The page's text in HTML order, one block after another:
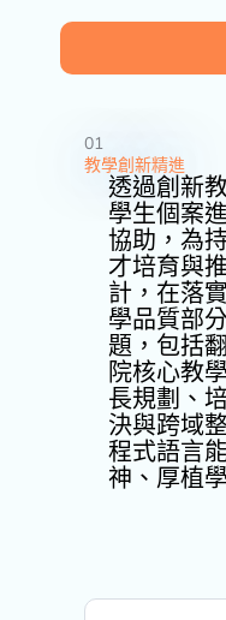
01
教學創新精進
透過創新
學生個案
協助，為
才培育與
計，在落
學品質部
題，包括
院核心教
長規劃、
決與跨域
程式語言
神、厚植